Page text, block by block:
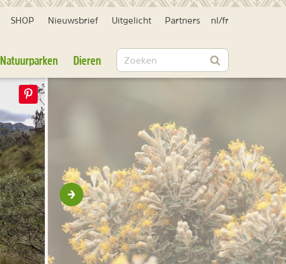
SHOP Nieuwsbrief Uitgelicht Partners nl /fr
Natuurparken Dieren Zoeken
Zoeken
Volgende